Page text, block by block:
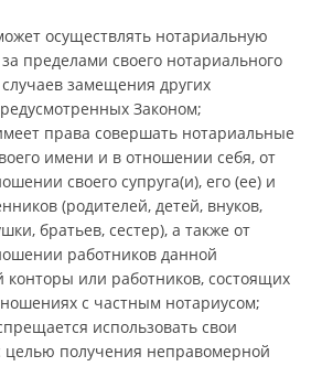
осуществлять нотариальную
пределами своего нотариального
замещения других
Законом;
права совершать нотариальные
имени и в отношении себя, от
своего супруга(и), его (ее) и
(родителей, детей, внуков,
братьев, сестер), а также от
работников данной
конторы или работников, состоящих
с частным нотариусом;
использовать свои
целью получения неправомерной